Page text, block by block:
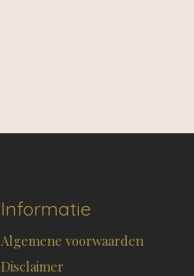
Informatie
Algemene voorwaarden
Disclaimer